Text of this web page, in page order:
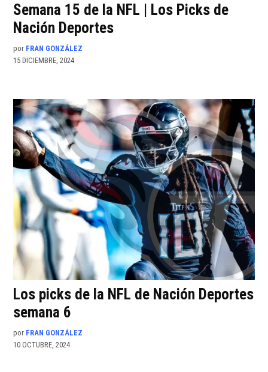
Semana 15 de la NFL | Los Picks de
Nación Deportes
por FRAN GONZÁLEZ
15 DICIEMBRE, 2024
Los picks de la NFL de Nación Deportes
semana 6
por FRAN GONZÁLEZ
10 OCTUBRE, 2024